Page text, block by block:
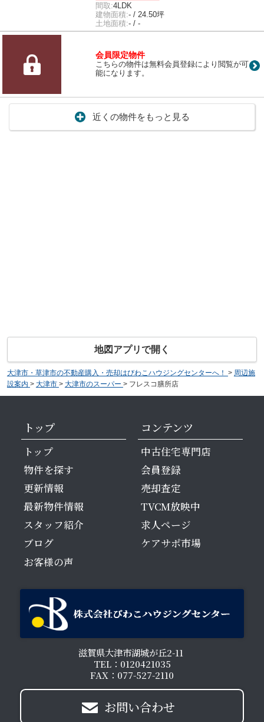
間取:4LDK
建物面積:- / 24.50坪
土地面積:- / -
会員限定物件
こちらの物件は無料会員登録により閲覧が可
能になります。
近くの物件をもっと見る
地図アプリで開く
大津市・草津市の不動産購入・売却はびわこハウジングセンターへ！ > 周辺施
設案内 > 大津市 > 大津市のスーパー > フレスコ膳所店
トップ
トップ
物件を探す
更新情報
最新物件情報
スタッフ紹介
ブログ
お客様の声
コンテンツ
中古住宅専門店
会員登録
売却査定
TVCM放映中
求人ページ
ケアサポ市場
滋賀県大津市湖城が丘2-11
TEL：0120421035
FAX：077-527-2110
お問い合わせ